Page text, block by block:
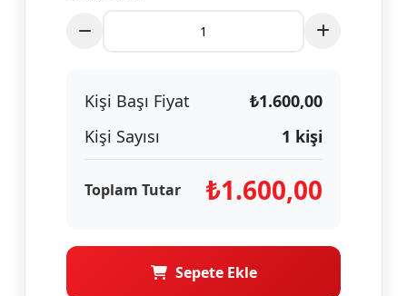
Kişi Başı Fiyat ₺1.600,00
Kişi Sayısı
1 kişi
Toplam Tutar ₺1.600,00
Sepete Ekle